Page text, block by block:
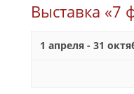
Выставка «7
1 апреля - 31